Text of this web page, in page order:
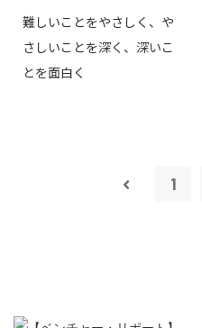
難しいことをやさしく、や
さしいことを深く、深いこ
とを面白く
1